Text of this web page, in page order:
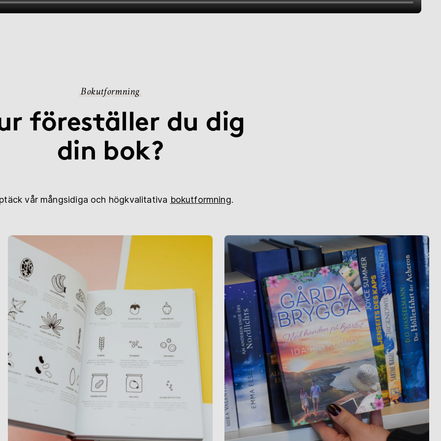
Bokutformning
föreställer du dig
din bok?
vår mångsidiga och högkvalitativa bokutformning.